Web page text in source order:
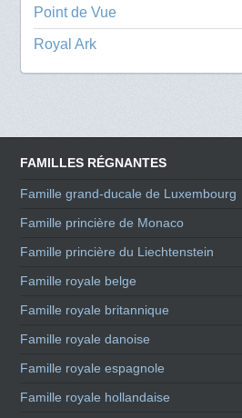
Point de Vue
Royal Ark
FAMILLES RÉGNANTES
Famille grand-ducale de Luxembourg
Famille princière de Monaco
Famille princière du Liechtenstein
Famille royale belge
Famille royale britannique
Famille royale danoise
Famille royale espagnole
Famille royale hollandaise